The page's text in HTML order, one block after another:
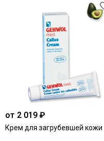
от 2 019 ₽
Крем для загрубевшей кожи